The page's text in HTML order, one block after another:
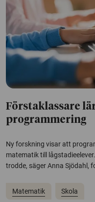
Förstaklassare
programmering
Ny forskning visar att
matematik till
trodde, säger Anna Sjödahl,
Matematik Skola